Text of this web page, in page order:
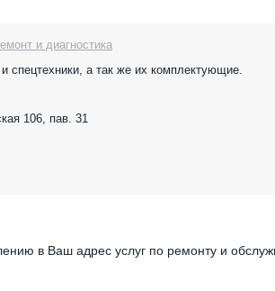
и диагностика
спецтехники, а так же их комплектующие.
106, пав. 31
в Ваш адрес услуг по ремонту и